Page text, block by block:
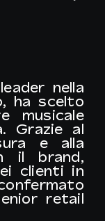
nella
ha scelto
musicale
Grazie al
e alla
il brand,
clienti in
retail